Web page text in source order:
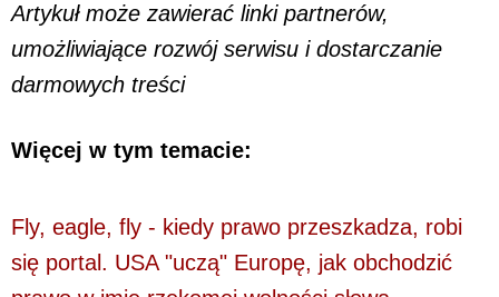
Artykuł może zawierać linki partnerów,
umożliwiające rozwój serwisu i dostarczanie
darmowych treści
Więcej w tym temacie:
Fly, eagle, fly - kiedy prawo przeszkadza, robi
się portal. USA "uczą" Europę, jak obchodzić